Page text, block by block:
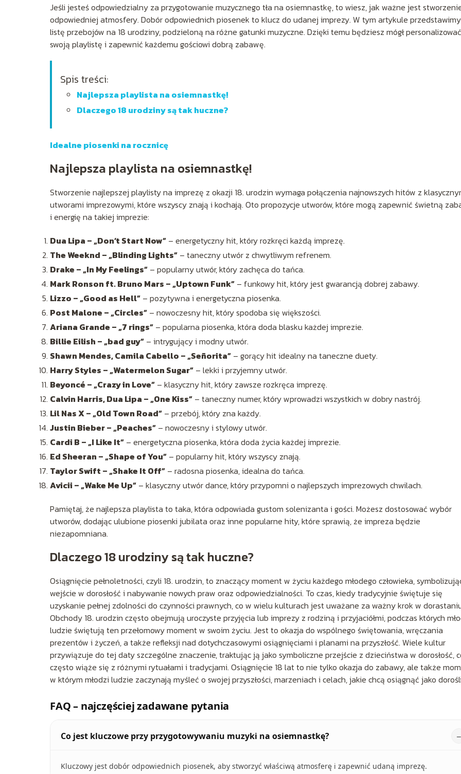
Jeśli jesteś odpowiedzialny za przygotowanie muzycznego tła na osiemnastkę, to wiesz, jak ważne jest
odpowiedniej atmosfery. Dobór odpowiednich piosenek to klucz do udanej imprezy. W tym artykule
listę przebojów na 18 urodziny, podzieloną na różne gatunki muzyczne. Dzięki temu będziesz mógł personalizować
swoją playlistę i zapewnić każdemu gościowi dobrą zabawę.
Spis treści:
Najlepsza playlista na osiemnastkę!
Dlaczego 18 urodziny są tak huczne?
Idealne piosenki na rocznicę
Najlepsza playlista na osiemnastkę!
Stworzenie najlepszej playlisty na imprezę z okazji 18. urodzin wymaga połączenia najnowszych hitów z
utworami imprezowymi, które wszyscy znają i kochają. Oto propozycje utworów, które mogą zapewnić świetną
i energię na takiej imprezie:
Dua Lipa – „Don’t Start Now” – energetyczny hit, który rozkręci każdą imprezę.
The Weeknd – „Blinding Lights” – taneczny utwór z chwytliwym refrenem.
Drake – „In My Feelings” – popularny utwór, który zachęca do tańca.
Mark Ronson ft. Bruno Mars – „Uptown Funk” – funkowy hit, który jest gwarancją dobrej zabawy.
Lizzo – „Good as Hell” – pozytywna i energetyczna piosenka.
Post Malone – „Circles” – nowoczesny hit, który spodoba się większości.
Ariana Grande – „7 rings” – popularna piosenka, która doda blasku każdej imprezie.
Billie Eilish – „bad guy” – intrygujący i modny utwór.
Shawn Mendes, Camila Cabello – „Señorita” – gorący hit idealny na taneczne duety.
Harry Styles – „Watermelon Sugar” – lekki i przyjemny utwór.
Beyoncé – „Crazy in Love” – klasyczny hit, który zawsze rozkręca imprezę.
Calvin Harris, Dua Lipa – „One Kiss” – taneczny numer, który wprowadzi wszystkich w dobry nastrój.
Lil Nas X – „Old Town Road” – przebój, który zna każdy.
Justin Bieber – „Peaches” – nowoczesny i stylowy utwór.
Cardi B – „I Like It” – energetyczna piosenka, która doda życia każdej imprezie.
Ed Sheeran – „Shape of You” – popularny hit, który wszyscy znają.
Taylor Swift – „Shake It Off” – radosna piosenka, idealna do tańca.
Avicii – „Wake Me Up” – klasyczny utwór dance, który przypomni o najlepszych imprezowych chwilach.
Pamiętaj, że najlepsza playlista to taka, która odpowiada gustom solenizanta i gości. Możesz dostosować wybór
utworów, dodając ulubione piosenki jubilata oraz inne popularne hity, które sprawią, że impreza będzie
niezapomniana.
Dlaczego 18 urodziny są tak huczne?
Osiągnięcie pełnoletności, czyli 18. urodzin, to znaczący moment w życiu każdego młodego człowieka,
wejście w dorosłość i nabywanie nowych praw oraz odpowiedzialności. To czas, kiedy tradycyjnie świętuje się
uzyskanie pełnej zdolności do czynności prawnych, co w wielu kulturach jest uważane za ważny krok w
Obchody 18. urodzin często obejmują uroczyste przyjęcia lub imprezy z rodziną i przyjaciółmi, podczas których
ludzie świętują ten przełomowy moment w swoim życiu. Jest to okazja do wspólnego świętowania, wręczania
prezentów i życzeń, a także refleksji nad dotychczasowymi osiągnięciami i planami na przyszłość. Wiele kultur
przywiązuje do tej daty szczególne znaczenie, traktując ją jako symboliczne przejście z dzieciństwa w dorosłość,
często wiąże się z różnymi rytuałami i tradycjami. Osiągnięcie 18 lat to nie tylko okazja do zabawy, ale także
w którym młodzi ludzie zaczynają myśleć o swojej przyszłości, marzeniach i celach, jakie chcą osiągnąć jako
FAQ – najczęściej zadawane pytania
Co jest kluczowe przy przygotowywaniu muzyki na osiemnastkę?
Kluczowy jest dobór odpowiednich piosenek, aby stworzyć właściwą atmosferę i zapewnić udaną imprezę.